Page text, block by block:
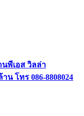
พีเอส วิลล่า
น โทร 086-8808024